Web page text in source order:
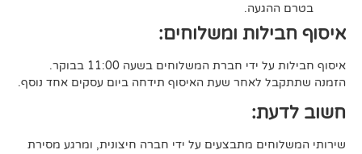
ומשלוחים:
חברת המשלוחים בשעה 11:00 בבוקר.
לאחר שעת האיסוף תידחה ביום עסקים אחד נוסף.
מתבצעים על ידי חברה חיצונית, ומרגע מסירת